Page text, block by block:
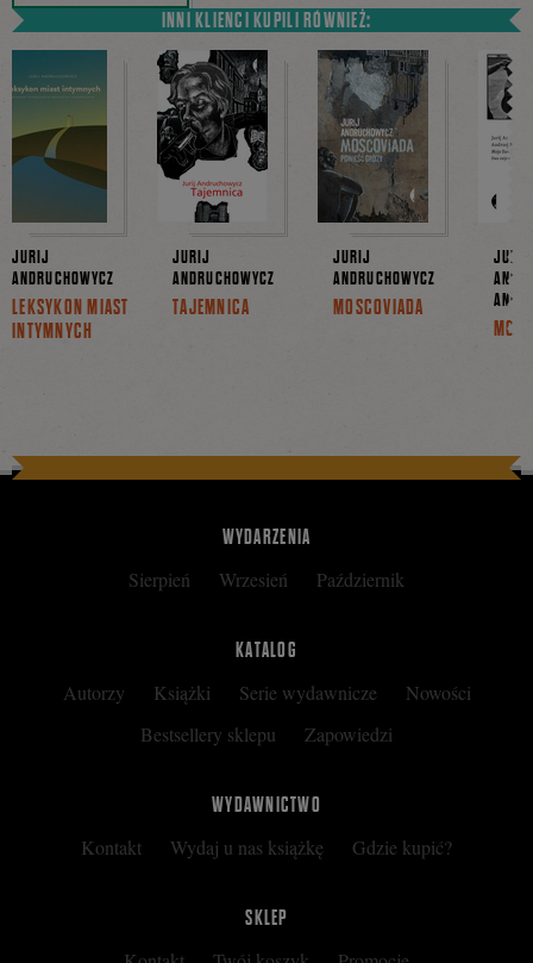
INNI KLIENCI KUPILI RÓWNIEŻ:
JURIJ
ANDRUCHOWYCZ
LEKSYKON MIAST
INTYMNYCH
JURIJ
ANDRUCHOWYCZ
TAJEMNICA
JURIJ
ANDRUCHOWYCZ
MOSCOVIADA
JURIJ
WYDARZENIA
Sierpień Wrzesień Październik
KATALOG
Autorzy Książki Serie wydawnicze
Nowości
Bestsellery sklepu
Zapowiedzi
WYDAWNICTWO
Kontakt Wydaj u nas książkę Gdzie kupić?
SKLEP